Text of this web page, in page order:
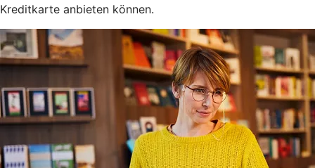
Kreditkarte anbieten können.